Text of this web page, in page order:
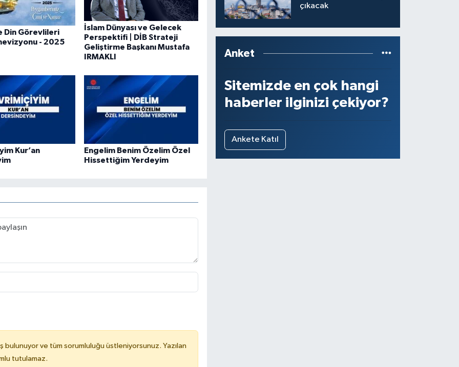
Din Görevlileri
- 2025
İslam Dünyası ve Gelecek
Perspektifi | DİB Strateji
Geliştirme Başkanı Mustafa
IRMAKLI
Kur’an
Engelim Benim Özelim Özel
Hissettiğim Yerdeyim
bulunuyor ve tüm sorumluluğu üstleniyorsunuz. Yazılan
tutulamaz.
çıkacak
Anket
Sitemizde en çok hangi
haberler ilginizi çekiyor?
Ankete Katıl